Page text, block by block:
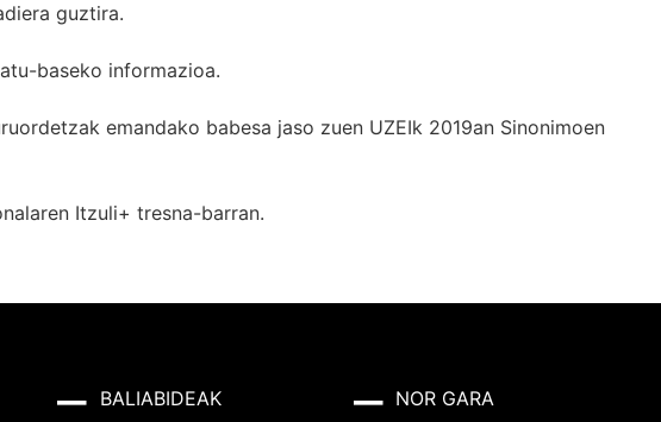
guztira.
baseko informazioa.
emandako babesa jaso zuen UZEIk 2019an Sinonimoen
Itzuli+ tresna-barran.
BALIABIDEAK
NOR GARA